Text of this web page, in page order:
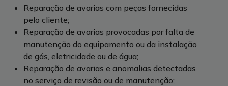
Reparação de avarias com peças fornecidas
pelo cliente;
Reparação de avarias provocadas por falta de
manutenção do equipamento ou da instalação
de gás, eletricidade ou de água;
Reparação de avarias e anomalias detectadas
no serviço de revisão ou de manutenção;